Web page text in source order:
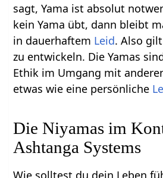
sagt, Yama ist absolut
kein Yama übt, dann bleibt
in dauerhaftem Leid. Also
zu entwickeln. Die Yamas
Ethik im Umgang mit
etwas wie eine persönliche
Die Niyamas im
Ashtanga Systems
Wie solltest du dein Leben